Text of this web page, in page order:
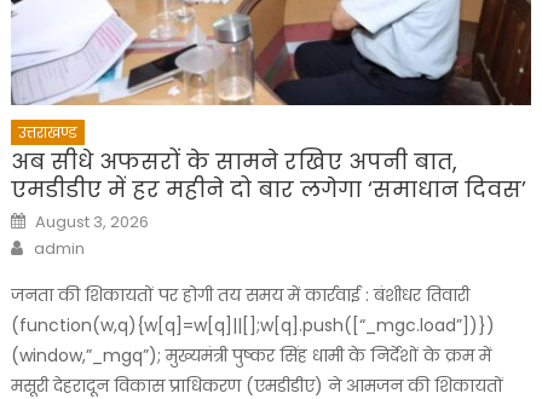
उत्तराखण्ड
अब सीधे अफसरों के सामने रखिए अपनी बात,
एमडीडीए में हर महीने दो बार लगेगा ‘समाधान दिवस’
Posted
on
August 3, 2026
Author
admin
जनता की शिकायतों पर होगी तय समय में कार्रवाई : बंशीधर तिवारी
(function(w,q){w[q]=w[q]||[];w[q].push([“_mgc.load”])})
(window,”_mgq”); मुख्यमंत्री पुष्कर सिंह धामी के निर्देशों के क्रम में
मसूरी देहरादून विकास प्राधिकरण (एमडीडीए) ने आमजन की शिकायतों